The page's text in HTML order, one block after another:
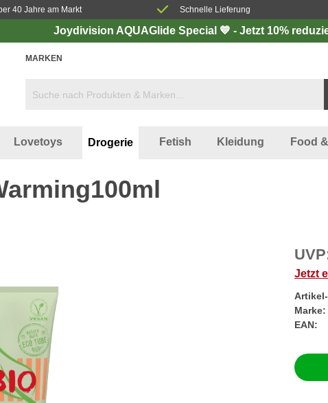
40 Jahre am Markt Schnelle Lieferung
Joydivision AQUAGlide Special 💙 - Jetzt 10%
MARKEN
Lovetoys Drogerie Fetish Kleidung Food
Jetzt
Marke:
EAN: